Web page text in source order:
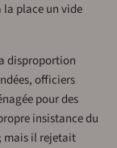
place un vide
disproportion
officiers
pour des
insistance du
mais il rejetait